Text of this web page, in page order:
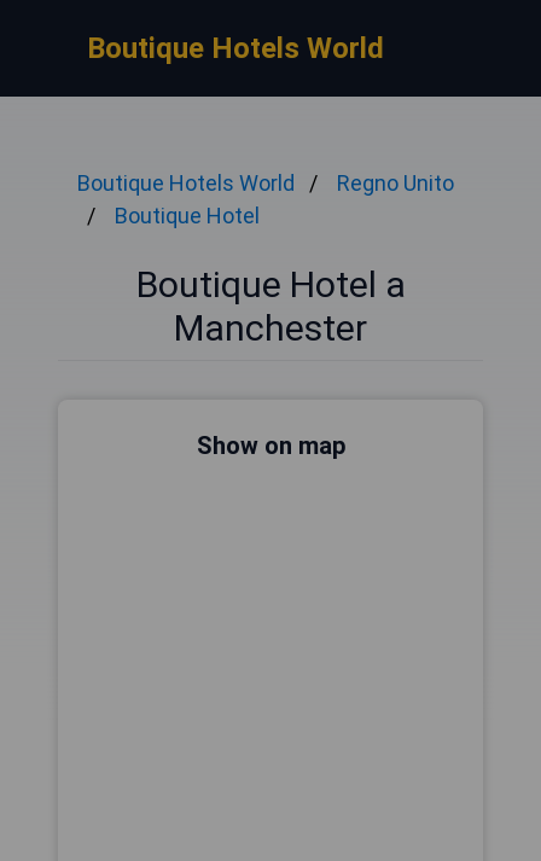
Boutique Hotels World
Boutique Hotels World
Regno Unito
Boutique Hotel
Boutique Hotel a
Manchester
Show on map